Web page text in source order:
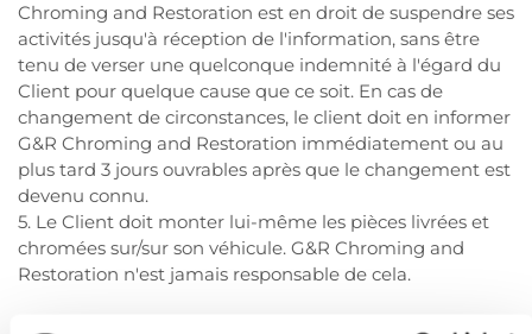
Chroming and Restoration est en droit de suspendre ses
activités jusqu'à réception de l'information, sans être
tenu de verser une quelconque indemnité à l'égard du
Client pour quelque cause que ce soit. En cas de
changement de circonstances, le client doit en informer
G&R Chroming and Restoration immédiatement ou au
plus tard 3 jours ouvrables après que le changement est
devenu connu.
5. Le Client doit monter lui-même les pièces livrées et
chromées sur/sur son véhicule. G&R Chroming and
Restoration n'est jamais responsable de cela.